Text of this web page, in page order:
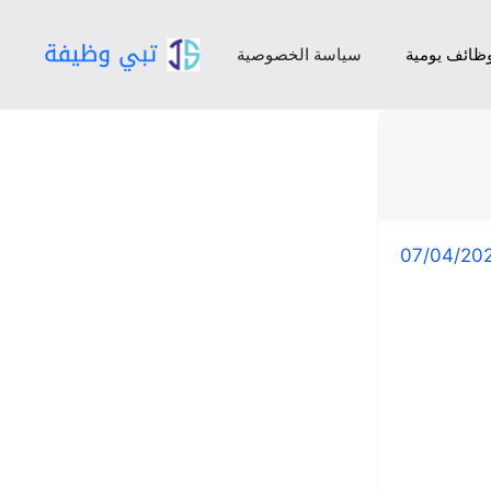
يومية سياسة الخصوصية
07/04/